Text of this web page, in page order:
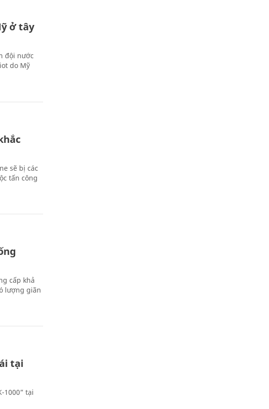
ở tây
đội nước
do Mỹ
sẽ bị các
tấn công
cấp khả
lượng giãn
tại
1000” tại